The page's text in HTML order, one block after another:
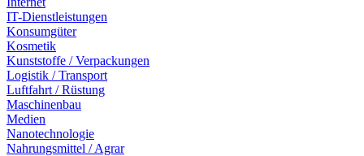
IT-Dienstleistungen
Konsumgüter
Kosmetik
Kunststoffe / Verpackungen
Logistik / Transport
Luftfahrt / Rüstung
Maschinenbau
Medien
Nanotechnologie
Nahrungsmittel / Agrar